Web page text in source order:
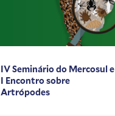
IV Seminário do Mercosul e
I Encontro sobre
Artrópodes